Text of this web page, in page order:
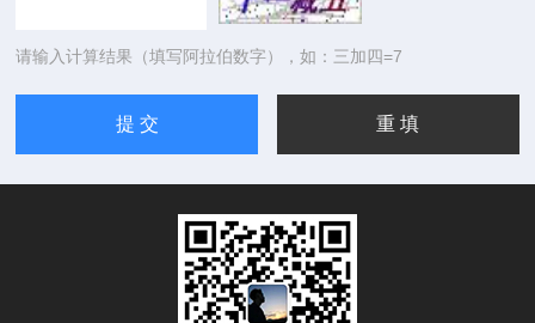
请输入计算结果（填写阿拉伯数字），如：三加四=7